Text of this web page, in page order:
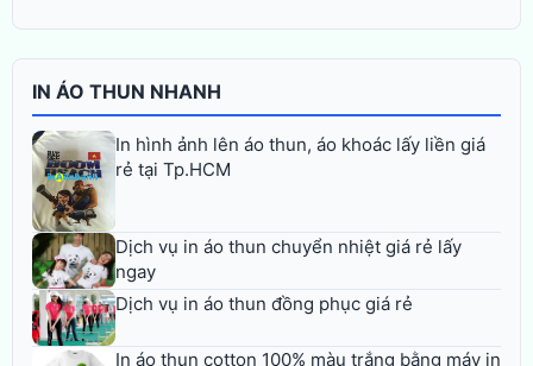
IN ÁO THUN NHANH
In hình ảnh lên áo thun, áo khoác lấy liền giá
rẻ tại Tp.HCM
Dịch vụ in áo thun chuyển nhiệt giá rẻ lấy
ngay
Dịch vụ in áo thun đồng phục giá rẻ
In áo thun cotton 100% màu trắng bằng máy in